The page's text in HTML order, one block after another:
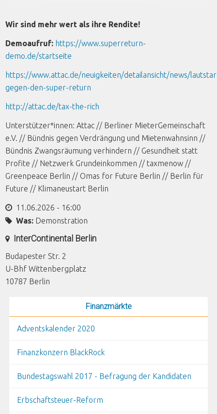
Wir sind mehr wert als ihre Rendite!
Demoaufruf: https://www.superreturn-
demo.de/startseite
https://www.attac.de/neuigkeiten/detailansicht/news/
gegen-den-super-return
http://attac.de/tax-the-rich
Unterstützer*innen: Attac // Berliner MieterGemeinschaft
e.V. // Bündnis gegen Verdrängung und Mietenwahnsinn //
Bündnis Zwangsräumung verhindern // Gesundheit statt
Profite // Netzwerk Grundeinkommen // taxmenow //
Greenpeace Berlin // Omas for Future Berlin // Berlin für
Future // Klimaneustart Berlin
11.06.2026 - 16:00
Was: Demonstration
InterContinental Berlin
Budapester Str. 2
U-Bhf Wittenbergplatz
10787 Berlin
Finanzmärkte
Adventskalender 2020
Finanzkonzern BlackRock
Bundestagswahl 2017 - Befragung der Kandidaten
Erbschaftsteuer-Reform